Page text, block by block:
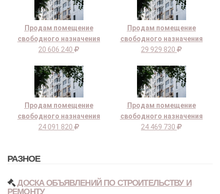
Продам помещение
свободного назначения
20 606 240
Продам помещение
свободного назначения
29 929 820
Продам помещение
свободного назначения
24 091 820
Продам помещение
свободного назначения
24 469 730
РАЗНОЕ
ДОСКА ОБЪЯВЛЕНИЙ ПО СТРОИТЕЛЬСТВУ И
РЕМОНТУ